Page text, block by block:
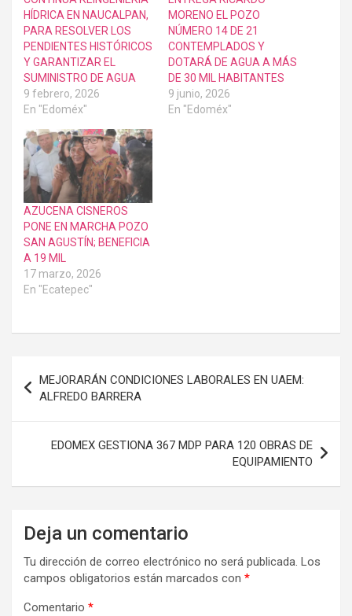
HÍDRICA EN NAUCALPAN,
PARA RESOLVER LOS
PENDIENTES HISTÓRICOS
Y GARANTIZAR EL
SUMINISTRO DE AGUA
9 febrero, 2026
En "Edoméx"
MORENO EL POZO
NÚMERO 14 DE 21
CONTEMPLADOS Y
DOTARÁ DE AGUA A MÁS
DE 30 MIL HABITANTES
9 junio, 2026
En "Edoméx"
AZUCENA CISNEROS
PONE EN MARCHA POZO
SAN AGUSTÍN; BENEFICIA
A 19 MIL
17 marzo, 2026
En "Ecatepec"
Navegación
de
entradas
MEJORARÁN CONDICIONES LABORALES EN UAEM:
ALFREDO BARRERA
EDOMEX GESTIONA 367 MDP PARA 120 OBRAS DE
EQUIPAMIENTO
Deja un comentario
Tu dirección de correo electrónico no será publicada. Los
campos obligatorios están marcados con *
Comentario *